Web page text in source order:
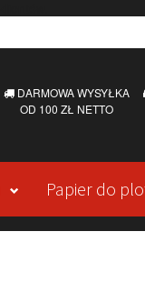
DARMOWA WYSYŁKA
OD 100 ZŁ NETTO
Papier do